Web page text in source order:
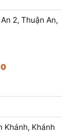
2, Thuận An,
Khánh, Khánh